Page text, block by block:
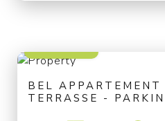
BEL
TERRASSE -